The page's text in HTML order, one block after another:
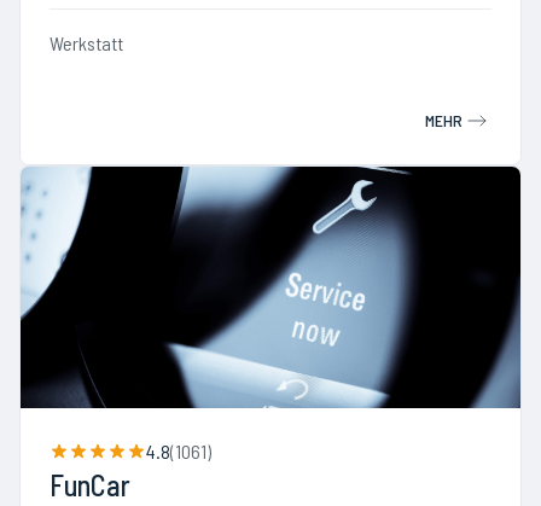
Werkstatt
MEHR
4.8(1061)
FunCar